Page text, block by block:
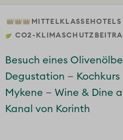
MITTELKLASSEHOTELS
CO2-
Besuch eines
Degustation
Kochkurs
Mykene
Wine & Dine
Kanal von Korinth